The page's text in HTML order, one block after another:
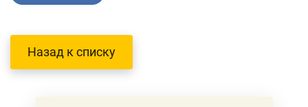
Назад к списку